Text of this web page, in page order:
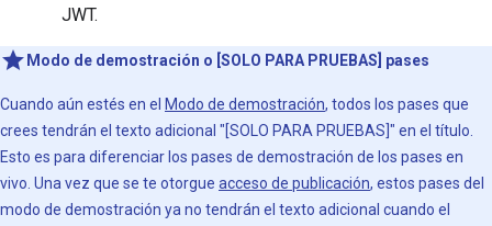
JWT.
Modo de demostración o [SOLO PARA PRUEBAS] pases
Cuando aún estés en el Modo de demostración, todos los pases que
crees tendrán el texto adicional "[SOLO PARA PRUEBAS]" en el título.
Esto es para diferenciar los pases de demostración de los pases en
vivo. Una vez que se te otorgue acceso de publicación, estos pases del
modo de demostración ya no tendrán el texto adicional cuando el